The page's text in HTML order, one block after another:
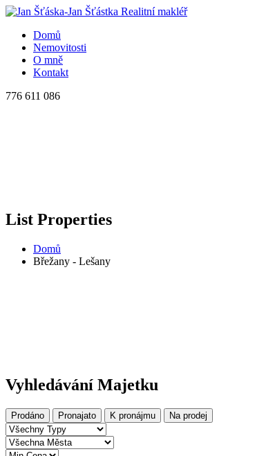
Domů
Nemovitosti
O mně
Kontakt
776 611 086
List Properties
Domů
Břežany - Lešany
Vyhledávání Majetku
Prodáno Pronajato K pronájmu Na prodej